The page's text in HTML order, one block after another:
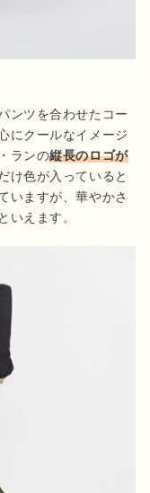
ンツを合わせたコー
にクールなイメージ
ランの縦長のロゴが
け色が入っていると
いますが、華やかさ
いえます。